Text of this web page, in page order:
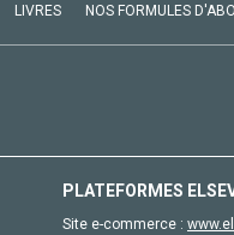
LIVRES NOS FORMULES
PLATEFORMES
Site e-commerce :